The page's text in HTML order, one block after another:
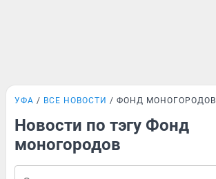
УФА ВСЕ НОВОСТИ ФОНД МОНОГОРОДОВ
Новости по тэгу Фонд
моногородов